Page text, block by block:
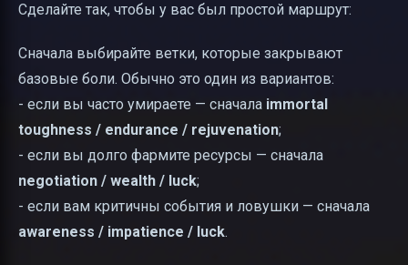
Сделайте так, чтобы у вас был простой маршрут:
Сначала выбирайте ветки, которые закрывают
базовые боли. Обычно это один из вариантов:
- если вы часто умираете — сначала immortal
toughness / endurance / rejuvenation;
- если вы долго фармите ресурсы — сначала
negotiation / wealth / luck;
- если вам критичны события и ловушки — сначала
awareness / impatience / luck.